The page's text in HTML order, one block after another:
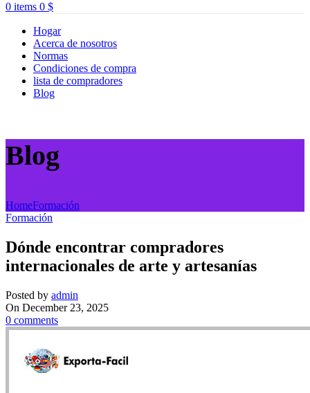
0 items 0 $
Hogar
Acerca de nosotros
Normas
Condiciones de compra
lista de compradores
Blog
Blog
HomeFormación
Formación
Dónde encontrar compradores
internacionales de arte y artesanías
Posted by admin
On December 23, 2025
0 comments